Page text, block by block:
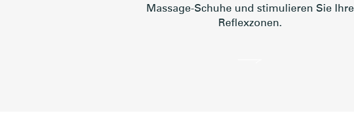
Massage-Schuhe und stimulieren Sie Ihre
Reflexzonen.